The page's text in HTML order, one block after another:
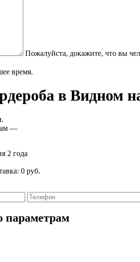
Пожалуйста, докажите, что вы
время.
в Видном
—
2 года
0 руб.
параметрам